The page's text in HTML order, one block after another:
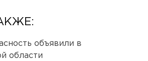
объявили в
области